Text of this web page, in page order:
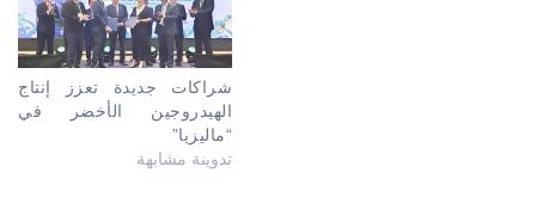
شراكات جديدة تعزز إنتاج
الهيدروجين الأخضر في
“ماليزيا”
تدوينة مشابهة